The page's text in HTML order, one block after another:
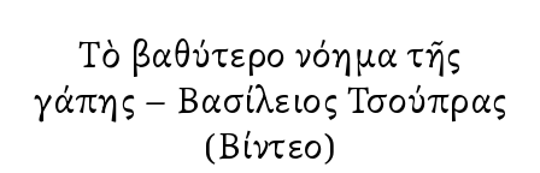
Τὸ βαθύτερο νόημα τῆς
Ἀγάπης – Βασίλειος Τσούπρας
(Βίντεο)